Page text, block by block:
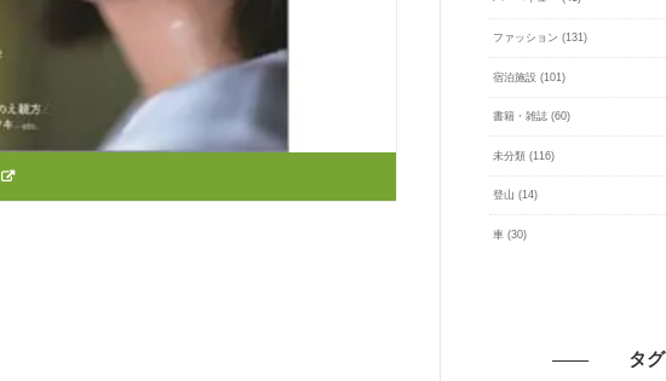
ファッション (131)
宿泊施設 (101)
書籍・雑誌 (60)
未分類 (116)
登山 (14)
車 (30)
タグ